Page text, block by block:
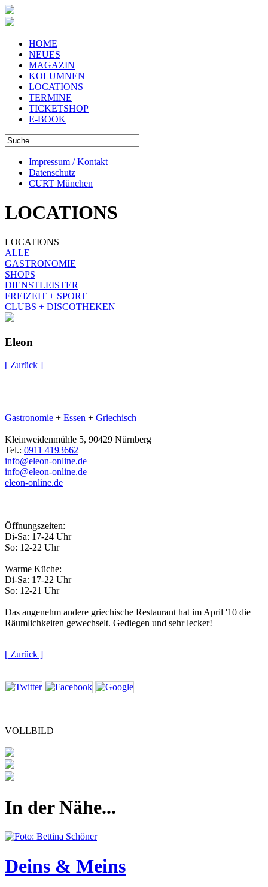
HOME
NEUES
MAGAZIN
KOLUMNEN
LOCATIONS
TERMINE
TICKETSHOP
E-BOOK
Impressum / Kontakt
Datenschutz
CURT München
LOCATIONS
LOCATIONS
ALLE
GASTRONOMIE
SHOPS
DIENSTLEISTER
FREIZEIT + SPORT
CLUBS + DISCOTHEKEN
Eleon
[ Zurück ]
Gastronomie + Essen + Griechisch
Kleinweidenmühle 5, 90429 Nürnberg
Tel.: 0911 4193662
info@eleon-online.de
info@eleon-online.de
eleon-online.de
Öffnungszeiten:
Di-Sa: 17-24 Uhr
So: 12-22 Uhr
Warme Küche:
Di-Sa: 17-22 Uhr
So: 12-21 Uhr
Das angenehm andere griechische Restaurant hat im April '10 die
Räumlichkeiten gewechselt. Gediegen und sehr lecker!
[ Zurück ]
VOLLBILD
In der Nähe...
Deins & Meins